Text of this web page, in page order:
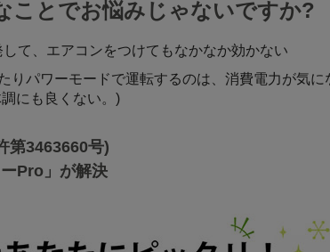
ことでお悩みじゃないですか?
て、エアコンをつけてもなかなか効かない
りパワーモードで運転するのは、消費電力が気に
にも良くない。)
第3463660号)
Pro」が解決